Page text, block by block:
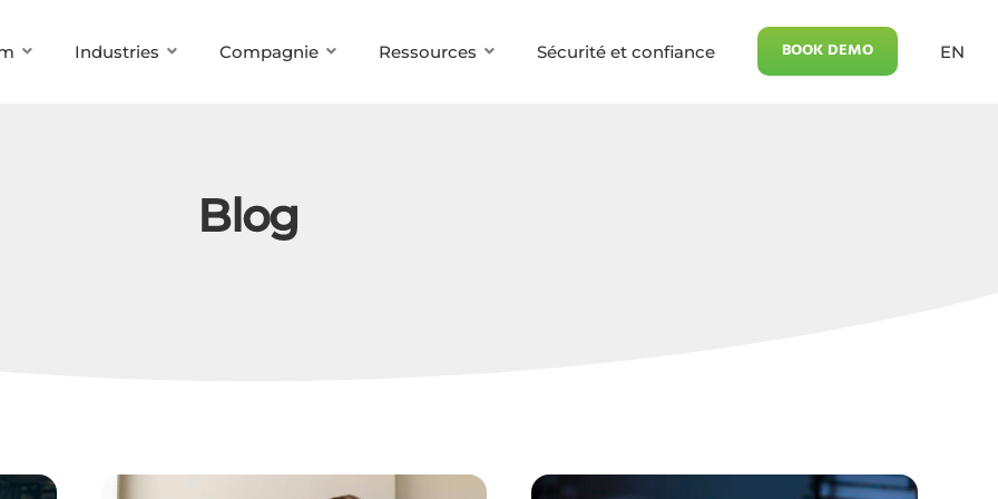
Industries Compagnie Ressources Sécurité et confiance BOOK DEMO EN
Blog